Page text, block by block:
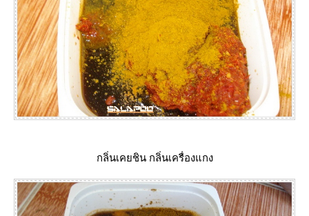
กลิ่นเคยชิน กลิ่นเครื่องแกง